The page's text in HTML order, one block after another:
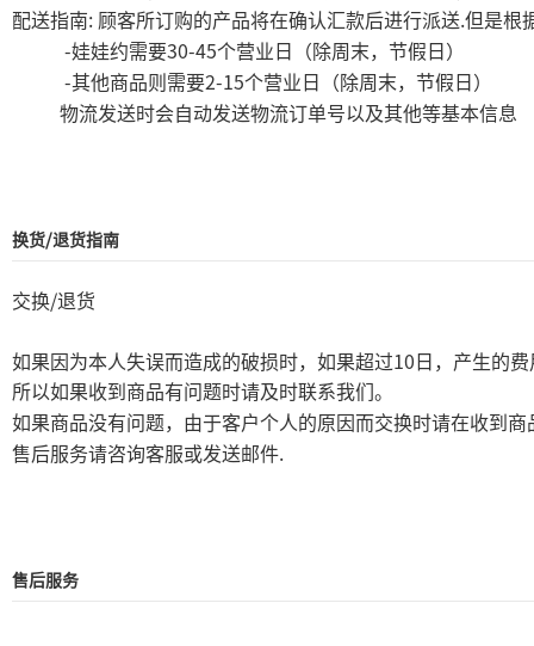
配送指南: 顾客所订购的产品将在确认汇款后进行派送.但是根
-娃娃约需要30-45个营业日（除周末，节假日）
-其他商品则需要2-15个营业日（除周末，节假日）
物流发送时会自动发送物流订单号以及其他等基本信息
换货/退货指南
交换/退货
如果因为本人失误而造成的破损时，如果超过10 日，产生的
所以如果收到商品有问题时请及时联系我们。
如果商品没有问题，由于客户个人的原因而交换时请在收到商
售后服务请咨询客服或发送邮件.
售后服务